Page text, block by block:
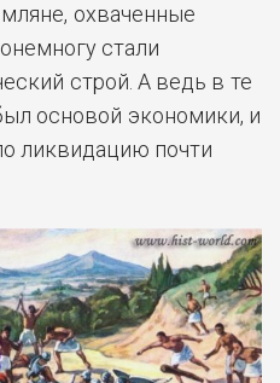
охваченные
стали
строй. А ведь в те
основой экономики, и
ликвидацию почти